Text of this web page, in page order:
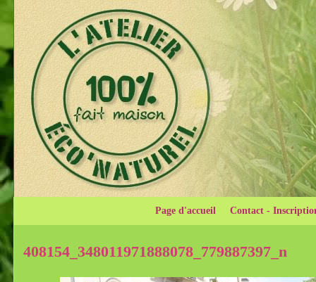
Page d'accueil Contact -
408154_348011971888078_779887397_n